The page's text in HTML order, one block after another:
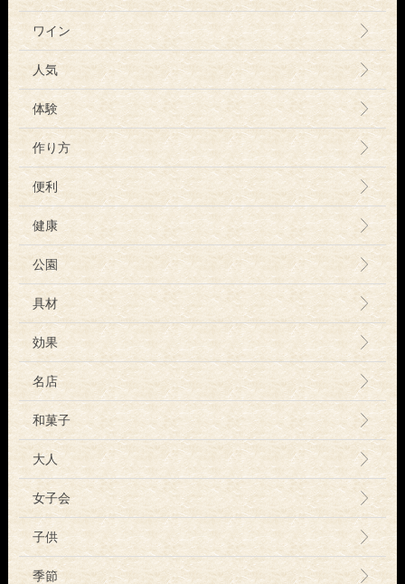
ワイン
人気
体験
作り方
便利
健康
公園
具材
効果
名店
和菓子
大人
女子会
子供
季節